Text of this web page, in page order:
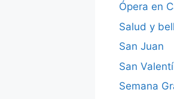
Ópera en
Salud y
San Juan
San
Semana